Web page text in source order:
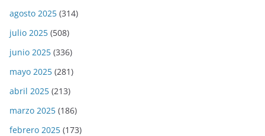
agosto 2025 (314)
julio 2025 (508)
junio 2025 (336)
mayo 2025 (281)
abril 2025 (213)
marzo 2025 (186)
febrero 2025 (173)